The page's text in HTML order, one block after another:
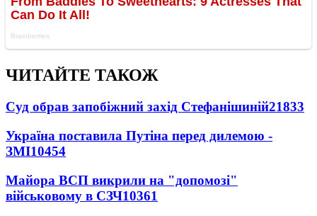
ЧИТАЙТЕ ТАКОЖ
Суд обрав запобіжний захід Стефанішиній21833
Україна поставила Путіна перед дилемою -
ЗМІ10454
Майора ВСП викрили на "допомозі"
військовому в СЗЧ10361